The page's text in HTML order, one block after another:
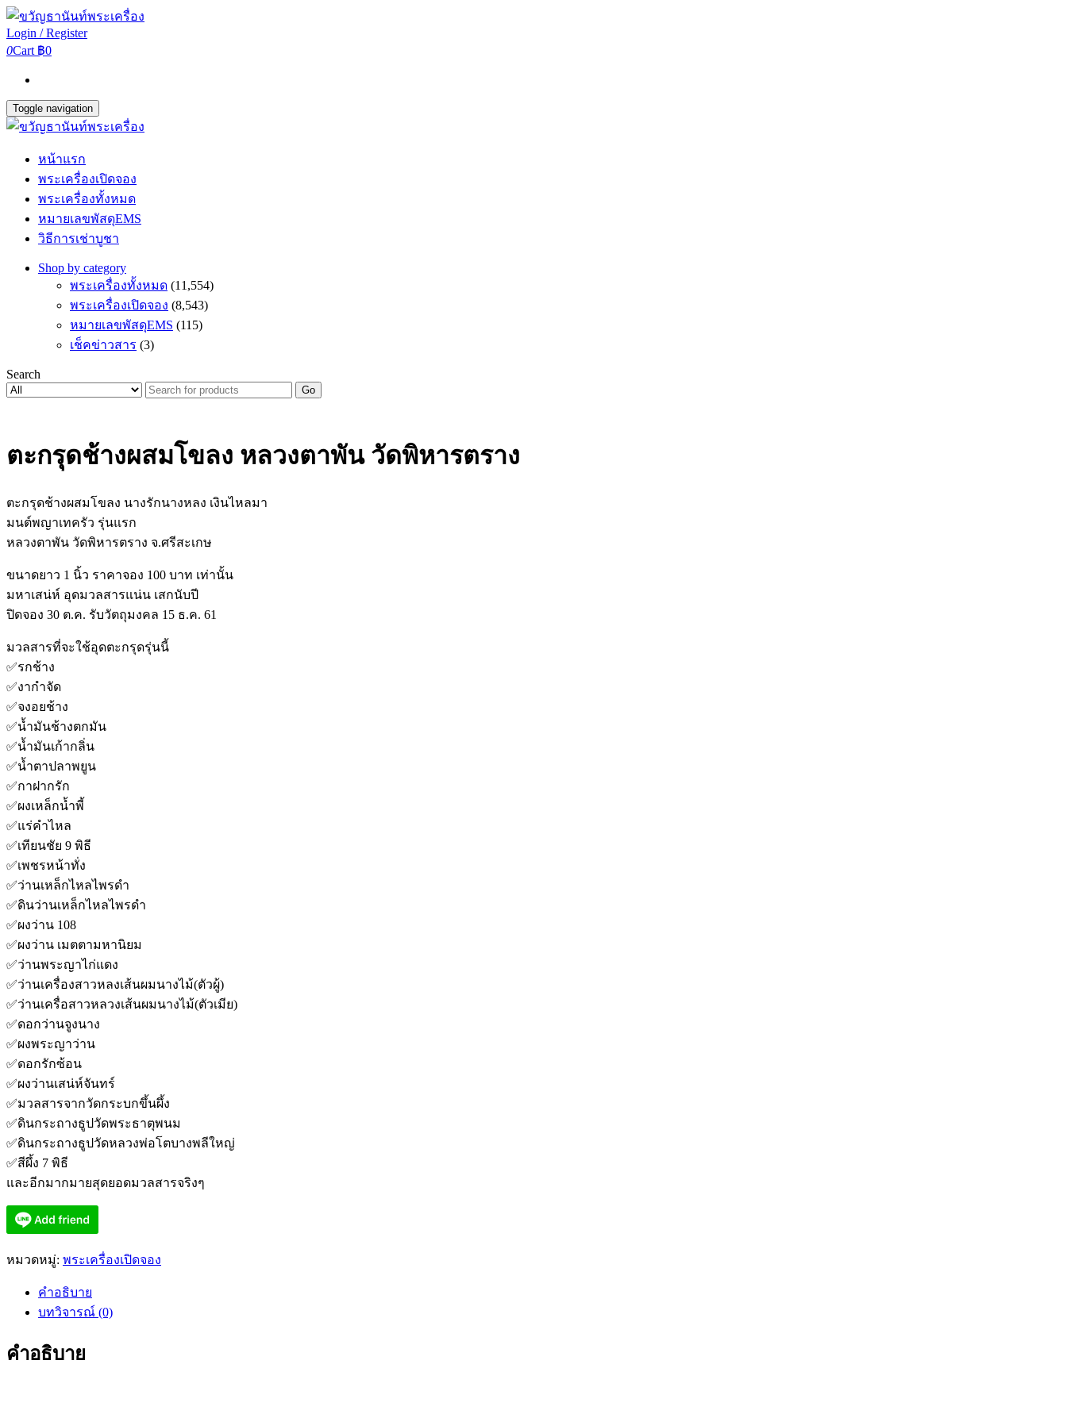
Login / Register
0Cart ฿0
Toggle navigation
หน้าแรก
พระเครื่องเปิดจอง
พระเครื่องทั้งหมด
หมายเลขพัสดุEMS
วิธีการเช่าบูชา
Shop by category
พระเครื่องทั้งหมด (11,554)
พระเครื่องเปิดจอง (8,543)
หมายเลขพัสดุEMS (115)
เช็คข่าวสาร (3)
Search
Go
ตะกรุดช้างผสมโขลง หลวงตาพัน วัดพิหารตราง
ตะกรุดช้างผสมโขลง นางรักนางหลง เงินไหลมา
มนต์พญาเทครัว รุ่นแรก
หลวงตาพัน วัดพิหารตราง จ.ศรีสะเกษ
ขนาดยาว 1 นิ้ว ราคาจอง 100 บาท เท่านั้น
มหาเสน่ห์ อุดมวลสารแน่น เสกนับปี
ปิดจอง 30 ต.ค. รับวัตถุมงคล 15 ธ.ค. 61
มวลสารที่จะใช้อุดตะกรุดรุ่นนี้
✅รกช้าง
✅งากำจัด
✅จงอยช้าง
✅น้ำมันช้างตกมัน
✅น้ำมันเก้ากลิ่น
✅น้ำตาปลาพยูน
✅กาฝากรัก
✅ผงเหล็กน้ำพี้
✅แร่คำไหล
✅เทียนชัย 9 พิธี
✅เพชรหน้าทั่ง
✅ว่านเหล็กไหลไพรดำ
✅ดินว่านเหล็กไหลไพรดำ
✅ผงว่าน 108
✅ผงว่าน เมตตามหานิยม
✅ว่านพระญาไก่แดง
✅ว่านเครื่องสาวหลงเส้นผมนางไม้(ตัวผู้)
✅ว่านเครื่อสาวหลวงเส้นผมนางไม้(ตัวเมีย)
✅ดอกว่านจูงนาง
✅ผงพระญาว่าน
✅ดอกรักซ้อน
✅ผงว่านเสน่ห์จันทร์
✅มวลสารจากวัดกระบกขึ้นผึ้ง
✅ดินกระถางธูปวัดพระธาตุพนม
✅ดินกระถางธูปวัดหลวงพ่อโตบางพลีใหญ่
✅สีผึ้ง 7 พิธี
และอีกมากมายสุดยอดมวลสารจริงๆ
หมวดหมู่: พระเครื่องเปิดจอง
คำอธิบาย
บทวิจารณ์ (0)
คำอธิบาย